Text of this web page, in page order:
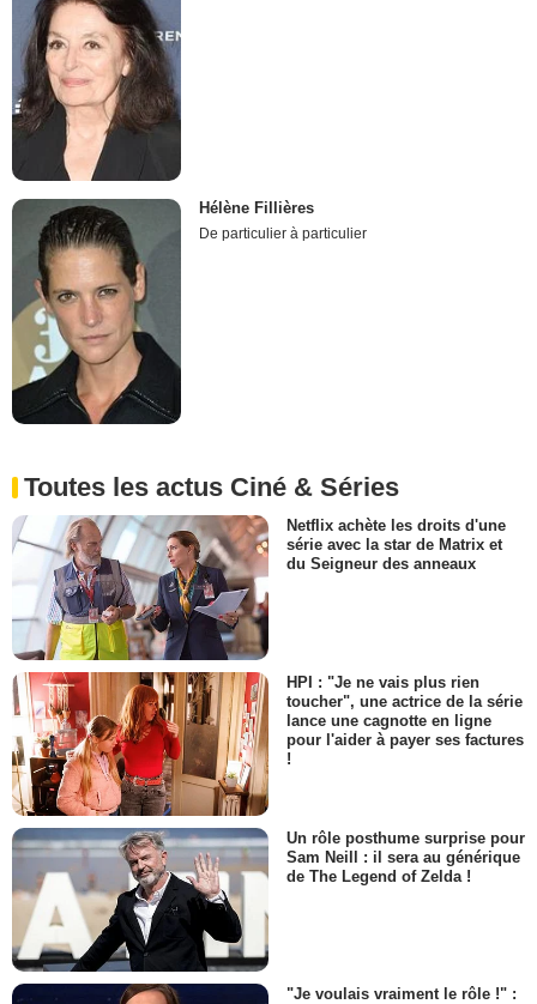
Hélène Fillières
De particulier à particulier
Toutes les actus Ciné & Séries
Netflix achète les droits d'une
série avec la star de Matrix et
du Seigneur des anneaux
HPI : "Je ne vais plus rien
toucher", une actrice de la série
lance une cagnotte en ligne
pour l'aider à payer ses factures
!
Un rôle posthume surprise pour
Sam Neill : il sera au générique
de The Legend of Zelda !
"Je voulais vraiment le rôle !" :